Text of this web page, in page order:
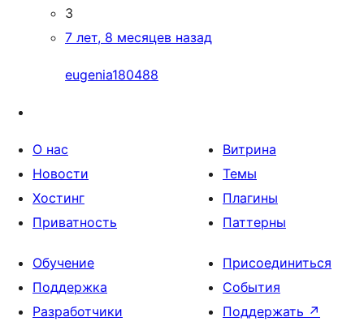
3
7 лет, 8 месяцев назад
eugenia180488
О нас
Новости
Хостинг
Приватность
Витрина
Темы
Плагины
Паттерны
Обучение
Поддержка
Разработчики
Присоединиться
События
Поддержать ↗